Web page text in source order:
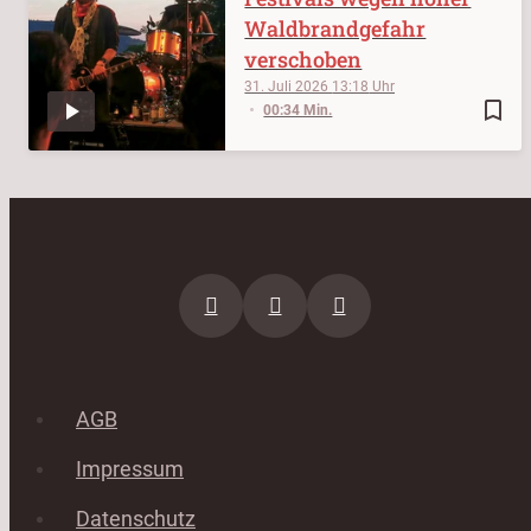
bookmark_border
31. Juli 2026 13:18
00:34 Min.
Waldbrandgefahr
verschoben
AGB
Impressum
Datenschutz